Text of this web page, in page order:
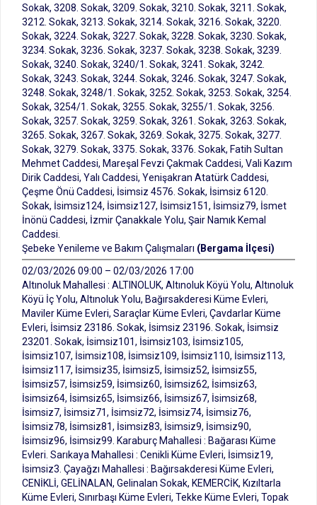
Sokak, 3208. Sokak, 3209. Sokak, 3210. Sokak, 3211. Sokak,
3212. Sokak, 3213. Sokak, 3214. Sokak, 3216. Sokak, 3220.
Sokak, 3224. Sokak, 3227. Sokak, 3228. Sokak, 3230. Sokak,
3234. Sokak, 3236. Sokak, 3237. Sokak, 3238. Sokak, 3239.
Sokak, 3240. Sokak, 3240/1. Sokak, 3241. Sokak, 3242.
Sokak, 3243. Sokak, 3244. Sokak, 3246. Sokak, 3247. Sokak,
3248. Sokak, 3248/1. Sokak, 3252. Sokak, 3253. Sokak, 3254.
Sokak, 3254/1. Sokak, 3255. Sokak, 3255/1. Sokak, 3256.
Sokak, 3257. Sokak, 3259. Sokak, 3261. Sokak, 3263. Sokak,
3265. Sokak, 3267. Sokak, 3269. Sokak, 3275. Sokak, 3277.
Sokak, 3279. Sokak, 3375. Sokak, 3376. Sokak, Fatih Sultan
Mehmet Caddesi, Mareşal Fevzi Çakmak Caddesi, Vali Kazım
Dirik Caddesi, Yalı Caddesi, Yenişakran Atatürk Caddesi,
Çeşme Önü Caddesi, İsimsiz 4576. Sokak, İsimsiz 6120.
Sokak, İsimsiz124, İsimsiz127, İsimsiz151, İsimsiz79, İsmet
İnönü Caddesi, İzmir Çanakkale Yolu, Şair Namık Kemal
Caddesi.
Şebeke Yenileme ve Bakım Çalışmaları (Bergama İlçesi)
02/03/2026 09:00 – 02/03/2026 17:00
Altınoluk Mahallesi : ALTINOLUK, Altınoluk Köyü Yolu, Altınoluk
Köyü İç Yolu, Altınoluk Yolu, Bağırsakderesi Küme Evleri,
Maviler Küme Evleri, Saraçlar Küme Evleri, Çavdarlar Küme
Evleri, İsimsiz 23186. Sokak, İsimsiz 23196. Sokak, İsimsiz
23201. Sokak, İsimsiz101, İsimsiz103, İsimsiz105,
İsimsiz107, İsimsiz108, İsimsiz109, İsimsiz110, İsimsiz113,
İsimsiz117, İsimsiz35, İsimsiz5, İsimsiz52, İsimsiz55,
İsimsiz57, İsimsiz59, İsimsiz60, İsimsiz62, İsimsiz63,
İsimsiz64, İsimsiz65, İsimsiz66, İsimsiz67, İsimsiz68,
İsimsiz7, İsimsiz71, İsimsiz72, İsimsiz74, İsimsiz76,
İsimsiz78, İsimsiz81, İsimsiz83, İsimsiz9, İsimsiz90,
İsimsiz96, İsimsiz99. Karaburç Mahallesi : Bağarası Küme
Evleri. Sarıkaya Mahallesi : Cenikli Küme Evleri, İsimsiz19,
İsimsiz3. Çayağzı Mahallesi : Bağırsakderesi Küme Evleri,
CENİKLİ, GELİNALAN, Gelinalan Sokak, KEMERCİK, Kızıltarla
Küme Evleri, Sınırbaşı Küme Evleri, Tekke Küme Evleri, Topak